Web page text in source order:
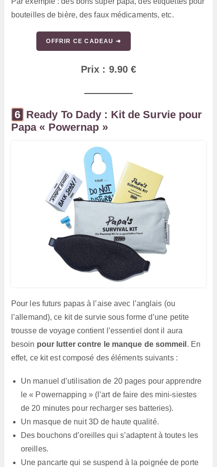
bouteilles de bière, des faux médicaments, etc.
OFFRIR CE CADEAU ➜
Prix : 9.90 €
Ready To Dady : Kit de Survie pour
Papa « Powernap »
Pour les futurs papas à l’aise avec l’anglais (ou
l’allemand), ce kit de survie sous forme d’une petite
trousse de voyage contient l’essentiel dont il aura
besoin pour lutter contre le manque de sommeil . En
effet, ce kit est composé des éléments suivants :
Un manuel d’utilisation de 20 pages pour apprendre
le « Powernapping » (l’art de faire des mini-siestes
de 20 minutes pour recharger ses batteries).
Un masque de nuit 3D de haute qualité.
Des bouchons d’oreilles qui s’adaptent à toutes les
oreilles.
Une pancarte qui se suspend à la poignée de porte